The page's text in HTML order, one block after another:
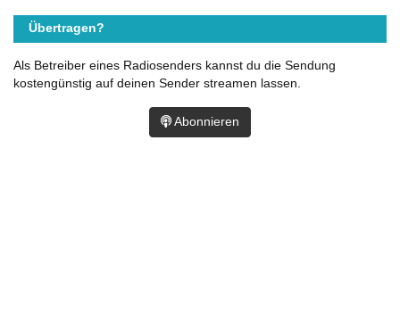
Übertragen?
Als Betreiber eines Radiosenders kannst du die Sendung
kostengünstig auf deinen Sender streamen lassen.
Abonnieren